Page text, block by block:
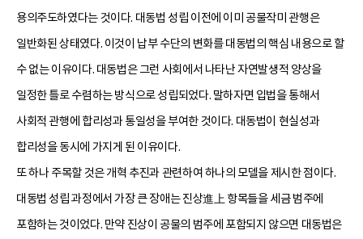
용의주도하였다는 것이다. 대동법 성립 이전에 이미 공물작미 관행은
일반화된 상태였다. 이것이 납부 수단의 변화를 대동법의 핵심 내용으로 할
수 없는 이유이다. 대동법은 그런 사회에서 나타난 자연발생적 양상을
일정한 틀로 수렴하는 방식으로 성립되었다. 말하자면 입법을 통해서
사회적 관행에 합리성과 통일성을 부여한 것이다. 대동법이 현실성과
합리성을 동시에 가지게 된 이유이다.
또 하나 주목할 것은 개혁 추진과 관련하여 하나의 모델을 제시한 점이다.
대동법 성립 과정에서 가장 큰 장애는 진상進上 항목들을 세금 범주에
포함하는 것이었다. 만약 진상이 공물의 범주에 포함되지 않으면 대동법은